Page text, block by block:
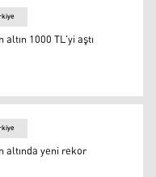
altın 1000 TL'yi aştı
altında yeni rekor